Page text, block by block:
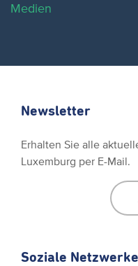
Medien
Newsletter
Erhalten Sie alle
Luxemburg per E-Mail.
Soziale Netzwerke